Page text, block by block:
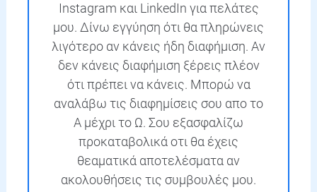
Instagram και LinkedIn για πελάτες
μου. Δίνω εγγύηση ότι θα πληρώνεις
λιγότερο αν κάνεις ήδη διαφήμιση. Αν
δεν κάνεις διαφήμιση ξέρεις πλέον
ότι πρέπει να κάνεις. Μπορώ να
αναλάβω τις διαφημίσεις σου απο το
Α μέχρι το Ω. Σου εξασφαλίζω
προκαταβολικά οτι θα έχεις
θεαματικά αποτελέσματα αν
ακολουθήσεις τις συμβουλές μου.